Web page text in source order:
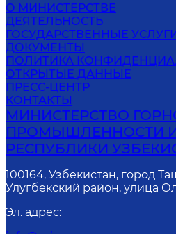
О МИНИСТЕРСТВЕ
ДЕЯТЕЛЬНОСТЬ
ГОСУДАРСТВЕННЫЕ
ДОКУМЕНТЫ
ПОЛИТИКА
ОТКРЫТЫЕ ДАННЫЕ
ПРЕСС-ЦЕНТР
КОНТАКТЫ
МИНИСТЕРСТВО
ПРОМЫШЛЕННОСТИ
РЕСПУБЛИКИ
100164, Узбекистан, город
Улугбекский район, улица
Эл. адрес: